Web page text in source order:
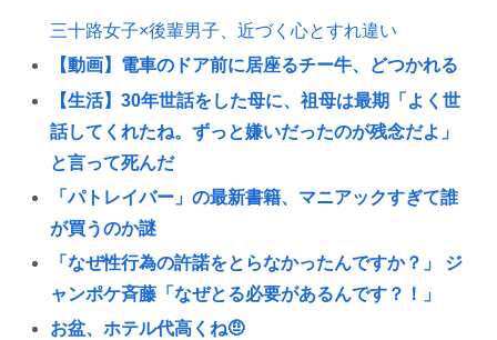
三十路女子×後輩男子、近づく心とすれ違い
【動画】電車のドア前に居座るチー牛、どつかれる
【生活】30年世話をした母に、祖母は最期「よく世
話してくれたね。ずっと嫌いだったのが残念だよ」
と言って死んだ
「パトレイバー」の最新書籍、マニアックすぎて誰
が買うのか謎
「なぜ性行為の許諾をとらなかったんですか？」 ジ
ャンポケ斉藤「なぜとる必要があるんです？！」
お盆、ホテル代高くね🤨